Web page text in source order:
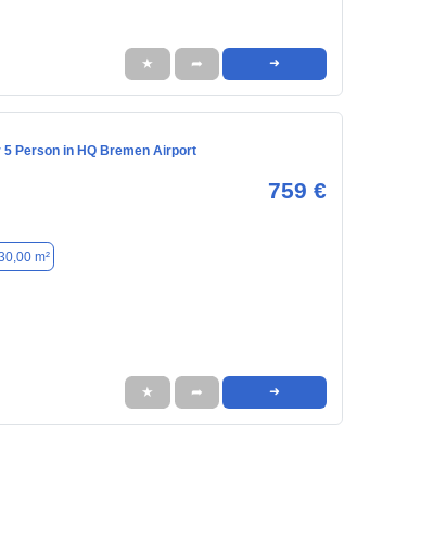
★ ➦ ➜
Person in HQ Bremen Airport
759 €
m²
★ ➦ ➜